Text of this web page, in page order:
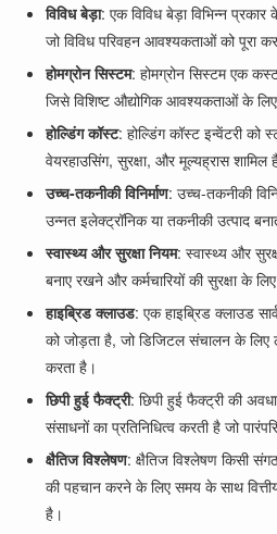
विविध बेड़ा: एक विविध बेड़ा विभिन्न
जो विविध परिवहन आवश्यकताओं को पूरा
होमग्रोन सिस्टम: होमग्रोन सिस्टम एक
जिसे विशिष्ट औद्योगिक आवश्यकताओं के
होल्डिंग कॉस्ट: होल्डिंग कॉस्ट इन्वेंटरी को
वेयरहाउसिंग, सुरक्षा, और मूल्यह्रास शामिल
उच्च-तकनीकी विनिर्माण: उच्च-तकनीकी
उन्नत इलेक्ट्रॉनिक या तकनीकी उत्पाद
स्वास्थ्य और सुरक्षा नियम: स्वास्थ्य और
बनाए रखने और कर्मचारियों की सुरक्षा के
हाइब्रिड क्लाउड: एक हाइब्रिड क्लाउड
को जोड़ता है, जो डिजिटल संचालन के लिए
करता है।
छिपी हुई फैक्ट्री: छिपी हुई फैक्ट्री की
संसाधनों का प्रतिनिधित्व करती है जो
क्षैतिज विश्लेषण: क्षैतिज विश्लेषण किसी
की पहचान करने के लिए समय के साथ
है।